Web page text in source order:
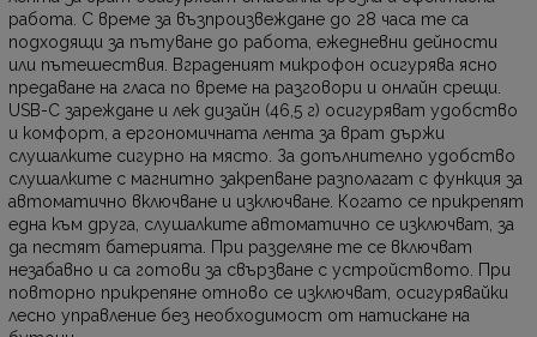
работа. С време за възпроизвеждане до 28 часа те са
подходящи за пътуване до работа, ежедневни дейности
или пътешествия. Вграденият микрофон осигурява ясно
предаване на гласа по време на разговори и онлайн срещи.
USB-C зареждане и лек дизайн (46,5 г) осигуряват удобство
и комфорт, а ергономичната лента за врат държи
слушалките сигурно на място. За допълнително удобство
слушалките с магнитно закрепване разполагат с функция за
автоматично включване и изключване. Когато се прикрепят
една към друга, слушалките автоматично се изключват, за
да пестят батерията. При разделяне те се включват
незабавно и са готови за свързване с устройството. При
повторно прикрепяне отново се изключват, осигурявайки
лесно управление без необходимост от натискане на